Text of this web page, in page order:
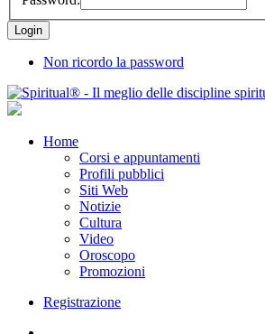
Non ricordo la password
Home
Corsi e appuntamenti
Profili pubblici
Siti Web
Notizie
Cultura
Video
Oroscopo
Promozioni
Registrazione